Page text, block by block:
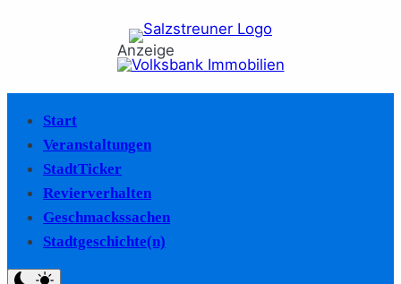
Anzeige
Start
Veranstaltungen
StadtTicker
Revierverhalten
Geschmackssachen
Stadtgeschichte(n)